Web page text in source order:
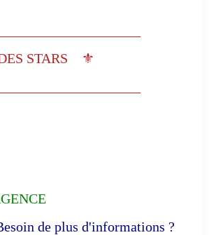
STARS ⚜️
de plus d'informations ?